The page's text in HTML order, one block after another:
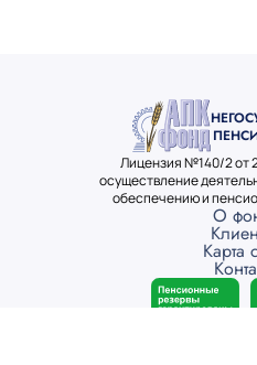
Лицензия №140/2 от
осуществление
обеспечению и
О
Карта